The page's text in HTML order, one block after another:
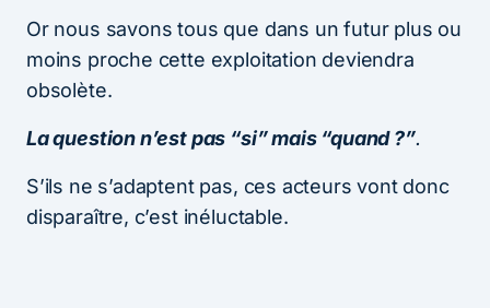
Or nous savons tous que dans un futur plus ou
moins proche cette exploitation deviendra
obsolète.
La question n’est pas “si” mais “quand ?”.
S’ils ne s’adaptent pas, ces acteurs vont donc
disparaître, c’est inéluctable.